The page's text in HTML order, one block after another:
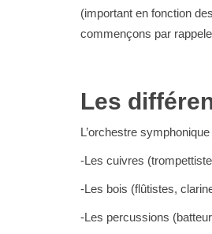
(important en fonction
commençons par
Les
L’orchestre
-Les cuivres
-Les bois (flûtistes,
-Les percussions